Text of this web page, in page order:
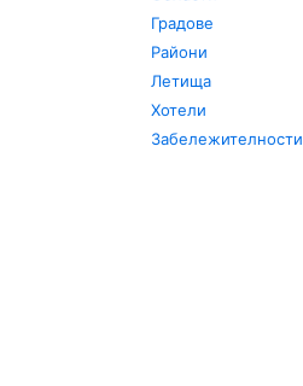
Градове
Райони
Летища
Хотели
Забележителности